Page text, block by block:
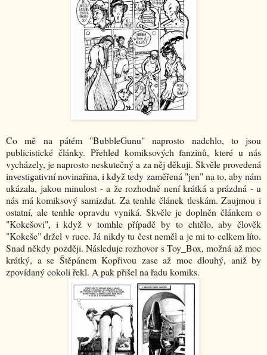
Co mě na pátém "BubbleGunu" naprosto nadchlo, to jsou
publicistické články. Přehled komiksových fanzinů, které u nás
vycházely, je naprosto neskutečný a za něj děkuji. Skvěle provedená
investigativní novinařina, i když tedy zaměřená "jen" na to, aby nám
ukázala, jakou minulost - a že rozhodně není krátká a prázdná - u
nás má komiksový samizdat. Za tenhle článek tleskám. Zaujmou i
ostatní, ale tenhle opravdu vyniká. Skvěle je doplněn článkem o
"Kokešovi", i když v tomhle případě by to chtělo, aby člověk
"Kokeše" držel v ruce. Já nikdy tu čest neměl a je mi to celkem líto.
Snad někdy později. Následuje rozhovor s Toy_Box, možná až moc
krátký, a se Štěpánem Kopřivou zase až moc dlouhý, aniž by
zpovídaný cokoli řekl. A pak přišel na řadu komiks.